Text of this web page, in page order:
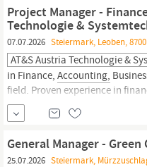
Region mit zwei innovativen
Project Manager -
Technologie &
07.07.2026 Steiermark, Leoben, 8700
AT&S Austria Technologie &
in Finance, Accounting,
field. Proven experience in
international manufacturing
finance processes,
system...
General Manager - Green
25.07.2026 Steiermark,